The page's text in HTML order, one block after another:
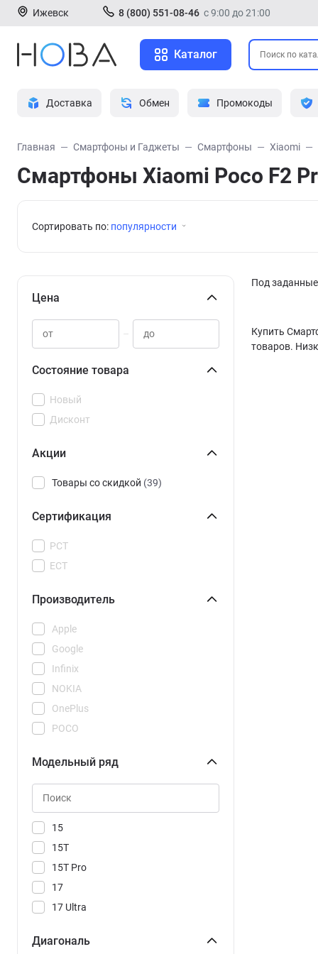
Ижевск 8 (800) 551-08-46 с 9:00 до 21:00
Каталог
Доставка Обмен Промокоды
Главная Смартфоны и Гаджеты Смартфоны Xiaomi
Смартфоны Xiaomi Poco F2
Сортировать по: популярности
Цена
–
Состояние товара
Новый
Дисконт
Акции
Товары со скидкой (39)
Сертификация
РСТ
ЕСТ
Производитель
Apple
Google
Infinix
NOKIA
OnePlus
POCO
Realme
Samsung
Vivo
Xiaomi
Модельный ряд
15
15T
15T Pro
17
17 Ultra
17T Pro
Диагональ
Под
Купить
товаров.